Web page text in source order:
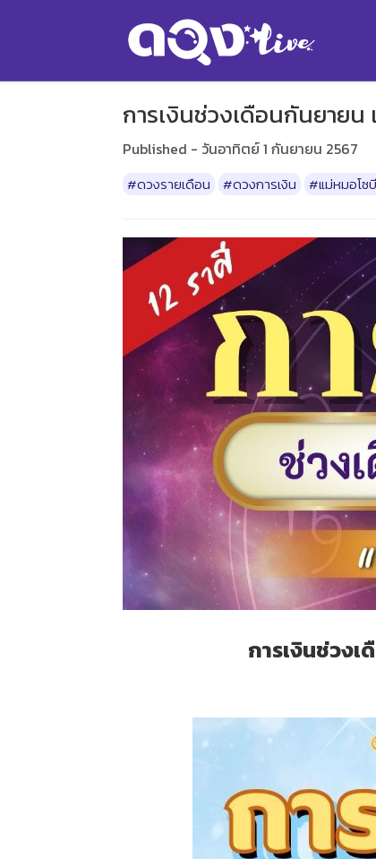
การเงินช่วงเดือนกันยายน
Published - วันอาทิตย์ 1 กันยายน 2567
#ดวงรายเดือน #ดวงการเงิน #แม่หมอโซ
การเงินช่วง